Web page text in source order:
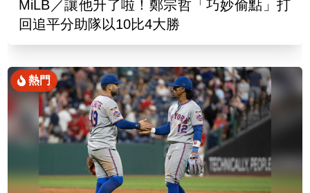
MiLB／讓他升了啦！鄭宗哲「巧妙偷點」打
回追平分助隊以10比4大勝
熱門